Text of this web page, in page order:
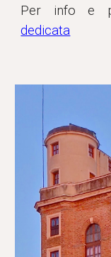
Per info e
dedicata